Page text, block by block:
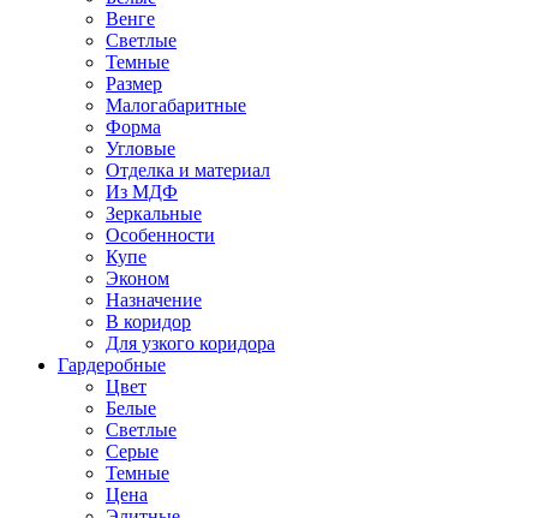
Венге
Светлые
Темные
Размер
Малогабаритные
Форма
Угловые
Отделка и материал
Из МДФ
Зеркальные
Особенности
Купе
Эконом
Назначение
В коридор
Для узкого коридора
Гардеробные
Цвет
Белые
Светлые
Серые
Темные
Цена